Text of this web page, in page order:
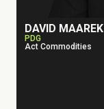
DAVID MAAREK
PDG
Act Commodities